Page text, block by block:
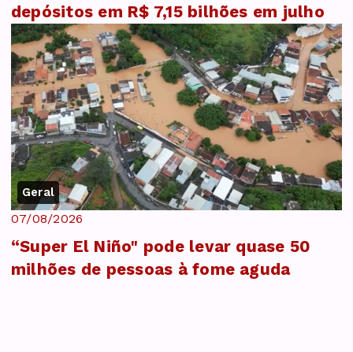
depósitos em R$ 7,15 bilhões em julho
Geral
07/08/2026
“Super El Niño" pode levar quase 50
milhões de pessoas à fome aguda